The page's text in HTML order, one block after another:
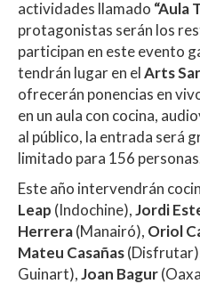
actividades llamado “Aula
protagonistas serán los
participan en este evento
tendrán lugar en elArts
ofrecerán ponencias en
en un aula con cocina,
al público, la entrada será
limitado para 156
Este año intervendrán
Leap (Indochine),Jordi
Herrera(Manairó), Oriol
Mateu Casañas
Guinart),Joan Bagur